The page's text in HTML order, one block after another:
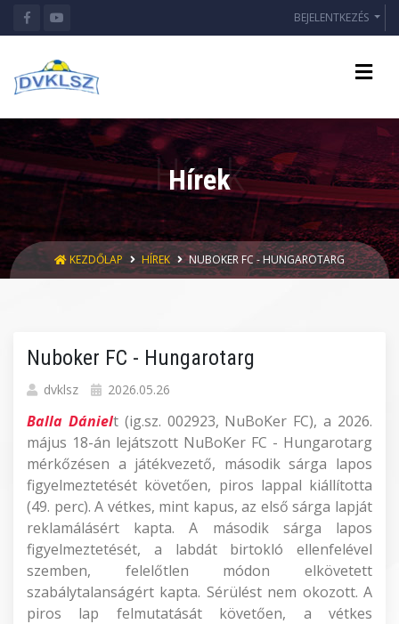
BEJELENTKEZÉS
Hírek
KEZDŐLAP HÍREK NUBOKER FC - HUNGAROTARG
Nuboker FC - Hungarotarg
dvklsz 2026.05.26
Balla Dánielt (ig.sz. 002923, NuBoKer FC), a 2026.
május 18-án lejátszott NuBoKer FC - Hungarotarg
mérkőzésen a játékvezető, második sárga lapos
figyelmeztetését követően, piros lappal kiállította
(49. perc). A vétkes, mint kapus, az első sárga lapját
reklamálásért kapta. A második sárga lapos
figyelmeztetését, a labdát birtokló ellenfelével
szemben, felelőtlen módon elkövetett
szabálytalanságért kapta. Sérülést nem okozott. A
piros lap felmutatását követően, a vétkes